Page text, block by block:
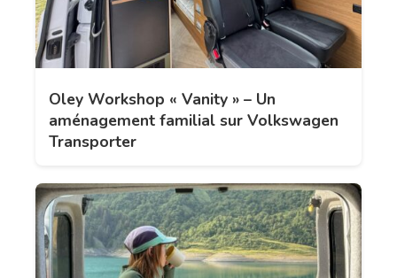
Oley Workshop « Vanity » – Un
aménagement familial sur Volkswagen
Transporter